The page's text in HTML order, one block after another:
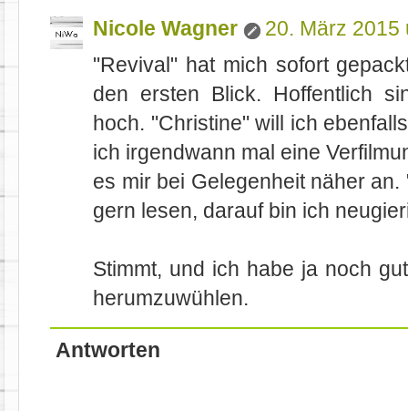
Nicole Wagner
20. März 2015
"Revival" hat mich sofort
den ersten Blick. Hoffentlich
hoch. "Christine" will ich
ich irgendwann mal eine
es mir bei Gelegenheit näher
gern lesen, darauf bin ich
Stimmt, und ich habe ja noch
herumzuwühlen.
Antworten